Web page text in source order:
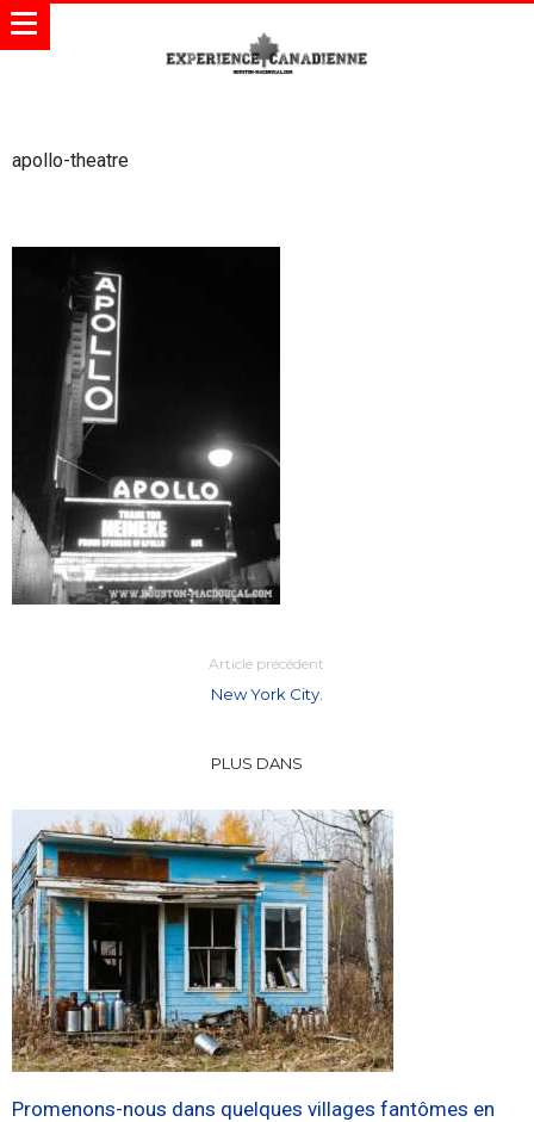
apollo-theatre
Article précédent
New York City.
PLUS DANS
Promenons-nous dans quelques villages fantômes en